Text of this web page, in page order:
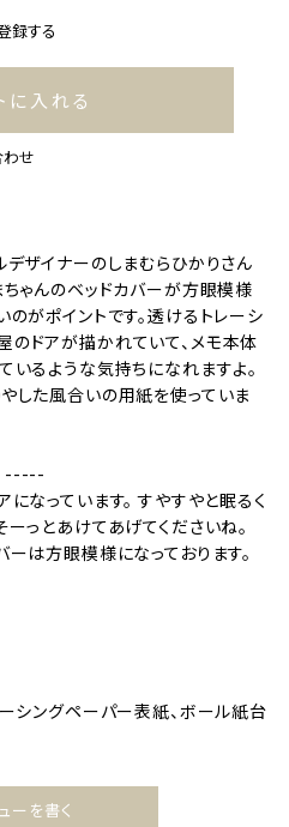
録する
に入れる
せ
デザイナーのしまむらひかりさん
ちゃんのベッドカバーが方眼模様
のがポイントです。透けるトレーシ
ドアが描かれていて、メモ本体
いるような気持ちになれますよ。
した風合いの用紙を使っていま
-----
になっています。 すやすやと眠るく
ーっとあけてあげてくださいね。
ーは方眼模様になっております。
シングペーパー表紙、ボール紙台
ーを書く